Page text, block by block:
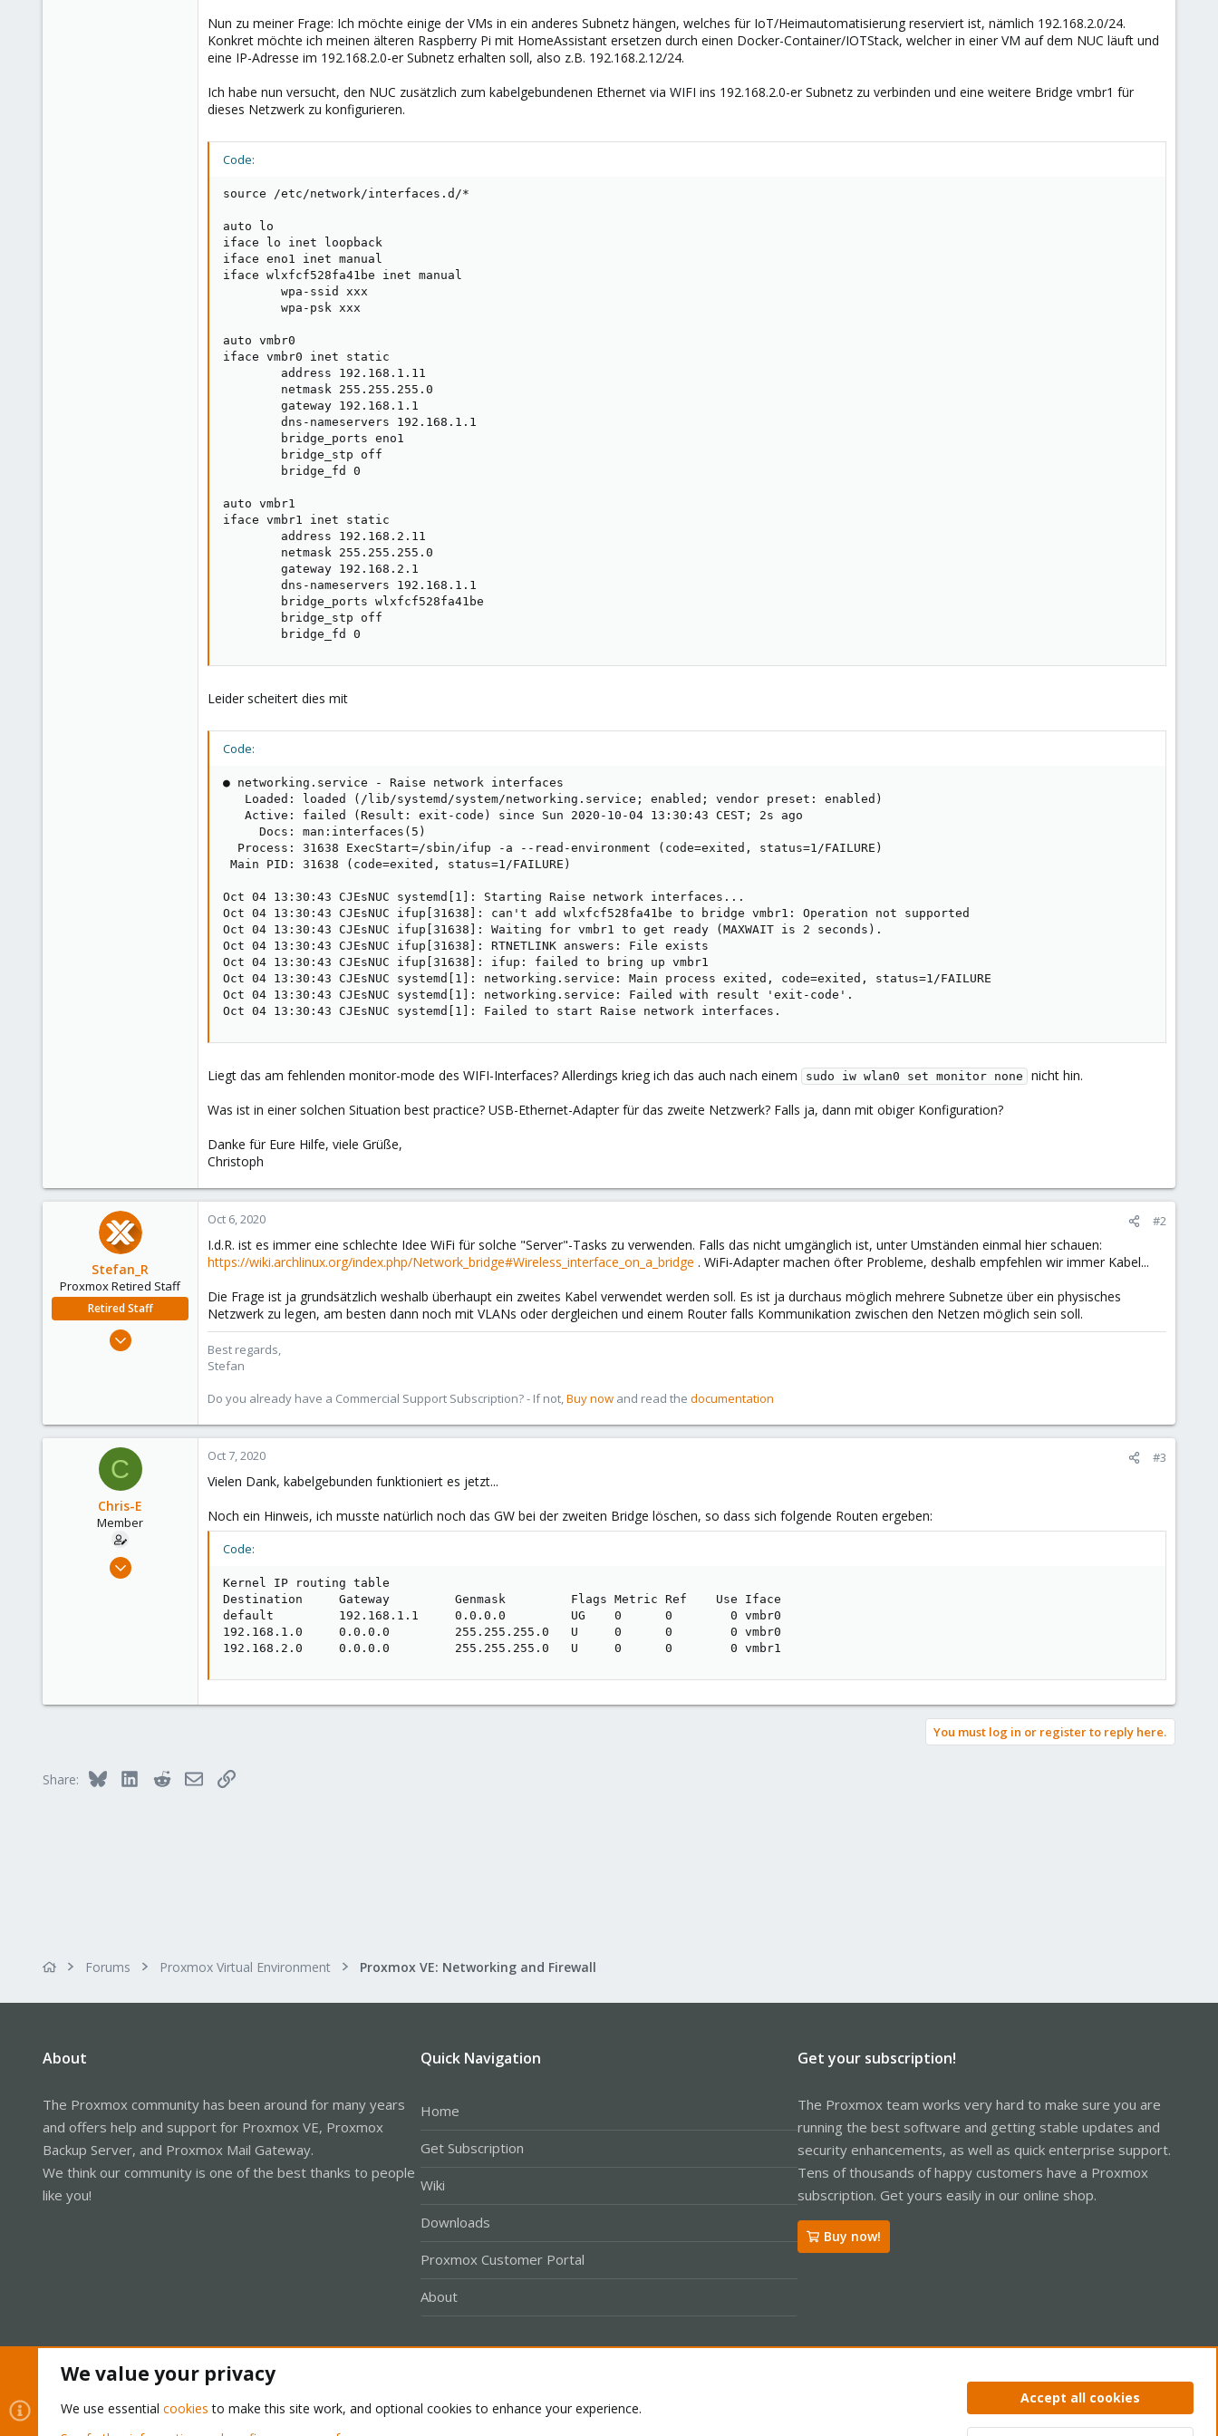
Nun zu meiner Frage: Ich möchte einige der VMs in ein anderes Subnetz hängen, welches für IoT/Heimautomatisierung reserviert ist, nämlich 192.168.2.0/24.
Konkret möchte ich meinen älteren Raspberry Pi mit HomeAssistant ersetzen durch einen Docker-Container/IOTStack, welcher in einer VM auf dem NUC läuft und
eine IP-Adresse im 192.168.2.0-er Subnetz erhalten soll, also z.B. 192.168.2.12/24.
Ich habe nun versucht, den NUC zusätzlich zum kabelgebundenen Ethernet via WIFI ins 192.168.2.0-er Subnetz zu verbinden und eine weitere Bridge vmbr1 für
dieses Netzwerk zu konfigurieren.
Code:
source /etc/network/interfaces.d/*
auto lo
iface lo inet loopback
iface eno1 inet manual
iface wlxfcf528fa41be inet manual
        wpa-ssid xxx
        wpa-psk xxx
auto vmbr0
iface vmbr0 inet static
        address 192.168.1.11
        netmask 255.255.255.0
        gateway 192.168.1.1
        dns-nameservers 192.168.1.1
        bridge_ports eno1
        bridge_stp off
        bridge_fd 0
auto vmbr1
iface vmbr1 inet static
        address 192.168.2.11
        netmask 255.255.255.0
        gateway 192.168.2.1
        dns-nameservers 192.168.1.1
        bridge_ports wlxfcf528fa41be
        bridge_stp off
        bridge_fd 0
Leider scheitert dies mit
Code:
● networking.service - Raise network interfaces
   Loaded: loaded (/lib/systemd/system/networking.service; enabled; vendor preset: enabled)
   Active: failed (Result: exit-code) since Sun 2020-10-04 13:30:43 CEST; 2s ago
     Docs: man:interfaces(5)
  Process: 31638 ExecStart=/sbin/ifup -a --read-environment (code=exited, status=1/FAILURE)
Main PID: 31638 (code=exited, status=1/FAILURE)
Oct 04 13:30:43 CJEsNUC systemd[1]: Starting Raise network interfaces...
Oct 04 13:30:43 CJEsNUC ifup[31638]: can't add wlxfcf528fa41be to bridge vmbr1: Operation not supported
Oct 04 13:30:43 CJEsNUC ifup[31638]: Waiting for vmbr1 to get ready (MAXWAIT is 2 seconds).
Oct 04 13:30:43 CJEsNUC ifup[31638]: RTNETLINK answers: File exists
Oct 04 13:30:43 CJEsNUC ifup[31638]: ifup: failed to bring up vmbr1
Oct 04 13:30:43 CJEsNUC systemd[1]: networking.service: Main process exited, code=exited, status=1/FAILURE
Oct 04 13:30:43 CJEsNUC systemd[1]: networking.service: Failed with result 'exit-code'.
Oct 04 13:30:43 CJEsNUC systemd[1]: Failed to start Raise network interfaces.
Liegt das am fehlenden monitor-mode des WIFI-Interfaces? Allerdings krieg ich das auch nach einem sudo iw wlan0 set monitor none
nicht hin.
Was ist in einer solchen Situation best practice? USB-Ethernet-Adapter für das zweite Netzwerk? Falls ja, dann mit obiger Konfiguration?
Danke für Eure Hilfe, viele Grüße,
Christoph
Stefan_R
Proxmox Retired Staff
Retired Staff
Vienna
Oct 6, 2020 #2
I.d.R. ist es immer eine schlechte Idee WiFi für solche "Server"-Tasks zu verwenden. Falls das nicht umgänglich ist, unter Umständen einmal hier schauen:
https://wiki.archlinux.org/index.php/Network_bridge#Wireless_interface_on_a_bridge . WiFi-Adapter machen öfter Probleme, deshalb empfehlen wir immer Kabel...
Die Frage ist ja grundsätzlich weshalb überhaupt ein zweites Kabel verwendet werden soll. Es ist ja durchaus möglich mehrere Subnetze über ein physisches
Netzwerk zu legen, am besten dann noch mit VLANs oder dergleichen und einem Router falls Kommunikation zwischen den Netzen möglich sein soll.
Best regards,
Stefan
Do you already have a Commercial Support Subscription? - If not,Buy now and read the documentation
C
Chris-E
Member
Oct 7, 2020 #3
Vielen Dank, kabelgebunden funktioniert es jetzt...
Noch ein Hinweis, ich musste natürlich noch das GW bei der zweiten Bridge löschen, so dass sich folgende Routen ergeben:
Code:
Kernel IP routing table
Destination     Gateway         Genmask         Flags Metric Ref    Use Iface
default         192.168.1.1     0.0.0.0         UG    0      0        0 vmbr0
192.168.1.0     0.0.0.0         255.255.255.0   U     0      0        0 vmbr0
192.168.2.0     0.0.0.0         255.255.255.0   U     0      0        0 vmbr1
You must log in or register to reply here.
Share: Bluesky LinkedInRedditEmailLink
Forums Proxmox Virtual Environment Proxmox VE: Networking and Firewall
About
The Proxmox community has been around for many years
and offers help and support for Proxmox VE, Proxmox
Backup Server, and Proxmox Mail Gateway.
We think our community is one of the best thanks to people
like you!
Quick Navigation
Home
Get Subscription
Wiki
Downloads
Proxmox Customer Portal
About
Get your subscription!
The Proxmox team works very hard to make sure you are
running the best software and getting stable updates and
security enhancements, as well as quick enterprise support.
Tens of thousands of happy customers have a Proxmox
subscription. Get yours easily in our online shop.
Buy now!
Privacy policy Help Home
We value your privacy
We use essential cookies to make this site work, and optional cookies to enhance your experience.
Accept all cookies